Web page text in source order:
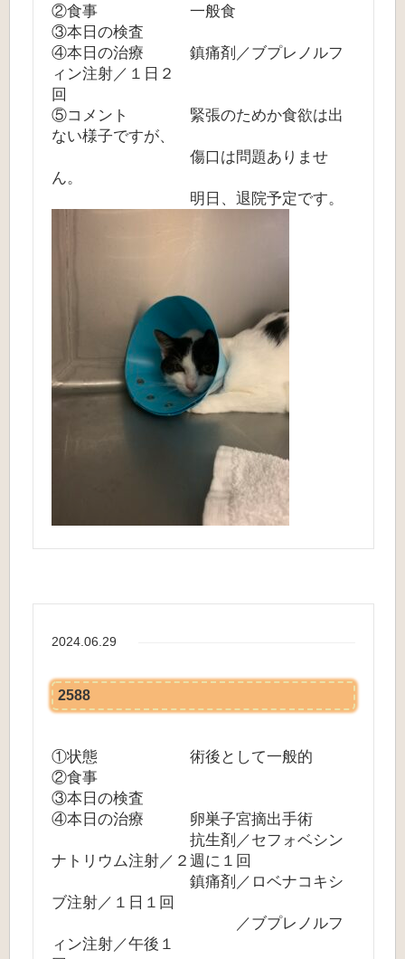
②食事 一般食
③本日の検査
④本日の治療 鎮痛剤／ブプレノルフ
ィン注射／１日２
回
⑤コメント 緊張のためか食欲は出
ない様子ですが、
傷口は問題ありませ
ん。
明日、退院予定です。
2024.06.29
2588
①状態 術後として一般的
②食事
③本日の検査
④本日の治療 卵巣子宮摘出手術
抗生剤／セフォベシン
ナトリウム注射／２週に１回
鎮痛剤／ロベナコキシ
ブ注射／１日１回
／ブプレノルフ
ィン注射／午後１